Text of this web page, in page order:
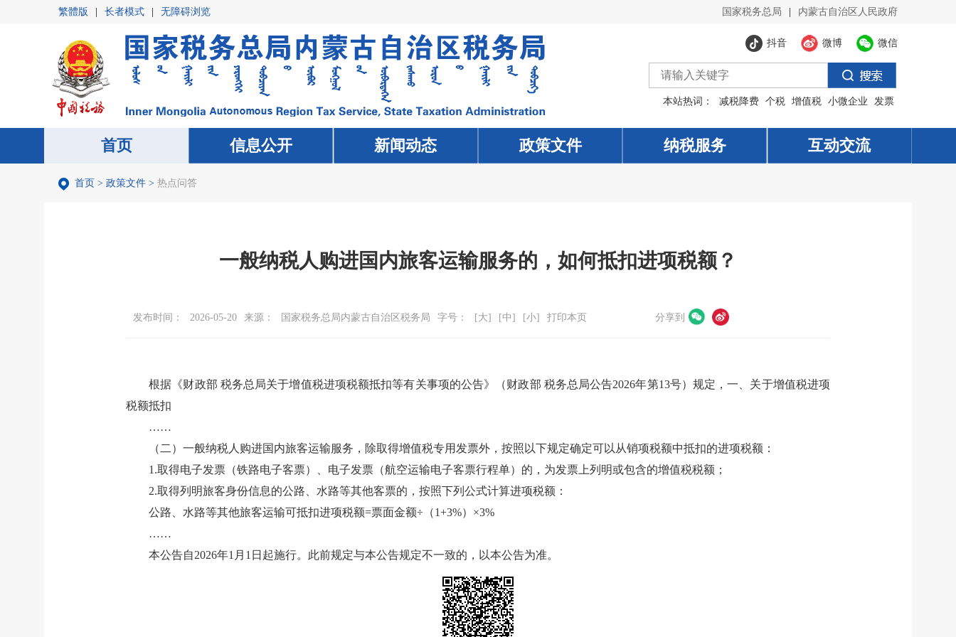
繁體版 长者模式 无障碍浏览 国家税务总局 内蒙古自治区人民政府
微信
微博
抖音
本站热词： 减税降费 个税 增值税 小微企业 发票
首页 信息公开 新闻动态 政策文件 纳税服务 互动交流
首页 信息公开 新闻动态 政策文件 纳税服务 互动交流
首页 > 政策文件 > 热点问答
一般纳税人购进国内旅客运输服务的，如何抵扣进项税额？
发布时间： 2026-05-20 来源： 国家税务总局内蒙古自治区税务局 字号： [大] [中] [小] 打印本页 分享到
根据《财政部 税务总局关于增值税进项税额抵扣等有关事项的公告》（财政部 税务总局公告2026年第13号）规定，一、关于增值税进项
税额抵扣
……
（二）一般纳税人购进国内旅客运输服务，除取得增值税专用发票外，按照以下规定确定可以从销项税额中抵扣的进项税额：
1.取得电子发票（铁路电子客票）、电子发票（航空运输电子客票行程单）的，为发票上列明或包含的增值税税额；
2.取得列明旅客身份信息的公路、水路等其他客票的，按照下列公式计算进项税额：
公路、水路等其他旅客运输可抵扣进项税额=票面金额÷（1+3%）×3%
……
本公告自2026年1 月 1 日起施行。此前规定与本公告规定不一致的，以本公告为准。